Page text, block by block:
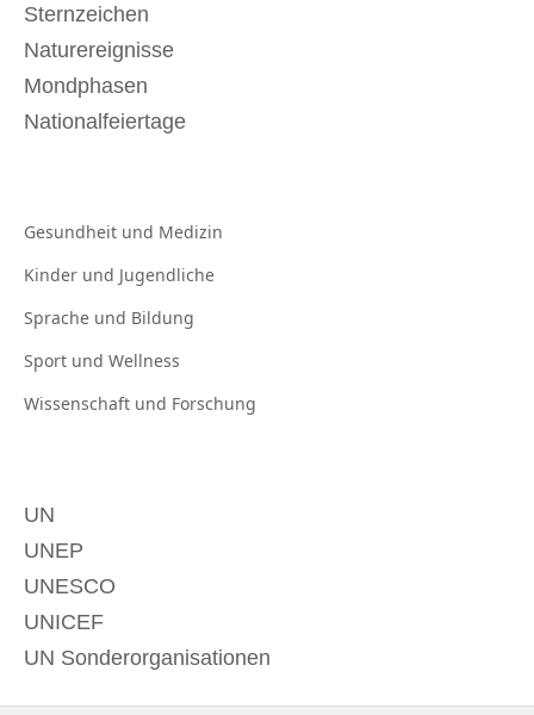
Sternzeichen
Naturereignisse
Mondphasen
Nationalfeiertage
Gesundheit und Medizin
Kinder und Jugendliche
Sprache und Bildung
Sport und Wellness
Wissenschaft und Forschung
UN
UNEP
UNESCO
UNICEF
UN Sonderorganisationen